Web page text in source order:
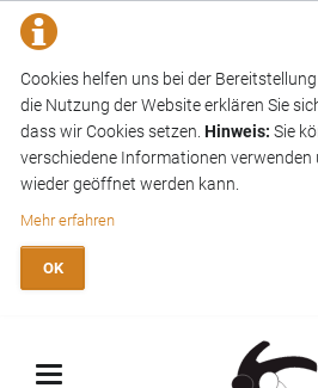
Cookies helfen uns bei der
die Nutzung der Website erklären Sie
dass wir Cookies setzen.Hinweis: Sie
verschiedene Informationen verwenden
wieder geöffnet werden kann.
Mehr erfahren
OK